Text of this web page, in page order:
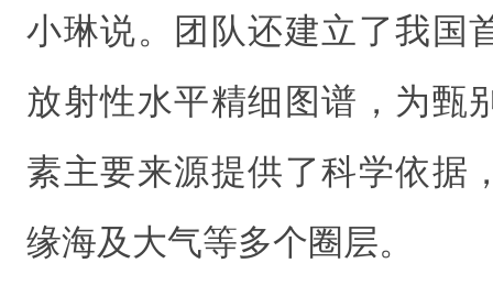
小琳说。团队还建立了我国
放射性水平精细图谱，为甄
素主要来源提供了科学依据
缘海及大气等多个圈层。